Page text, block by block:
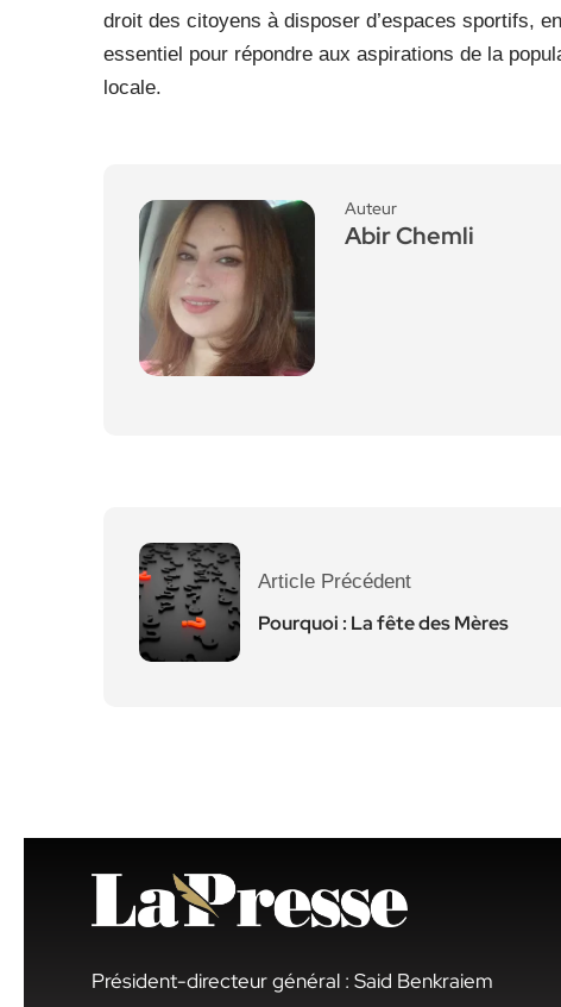
droit des citoyens à disposer d’espaces sportifs,
essentiel pour répondre aux aspirations de la
locale.
Auteur
Abir Chemli
Article Précédent
Pourquoi : La fête des Mères
Président-directeur général : Said Benkraiem